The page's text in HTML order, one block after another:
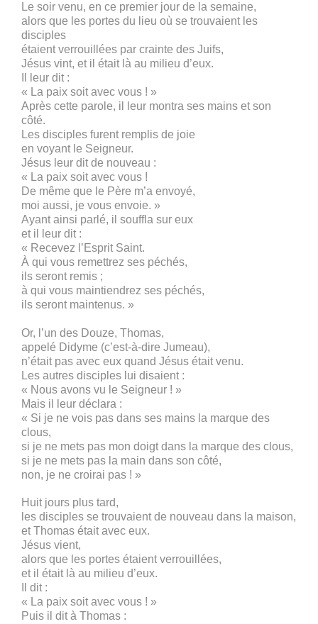
Le soir venu, en ce premier jour de la semaine,
alors que les portes du lieu où se trouvaient les
disciples
étaient verrouillées par crainte des Juifs,
Jésus vint, et il était là au milieu d’eux.
Il leur dit :
« La paix soit avec vous ! »
Après cette parole, il leur montra ses mains et son
côté.
Les disciples furent remplis de joie
en voyant le Seigneur.
Jésus leur dit de nouveau :
« La paix soit avec vous !
De même que le Père m’a envoyé,
moi aussi, je vous envoie. »
Ayant ainsi parlé, il souffla sur eux
et il leur dit :
« Recevez l’Esprit Saint.
À qui vous remettrez ses péchés,
ils seront remis ;
à qui vous maintiendrez ses péchés,
ils seront maintenus. »
Or, l’un des Douze, Thomas,
appelé Didyme (c’est-à-dire Jumeau),
n’était pas avec eux quand Jésus était venu.
Les autres disciples lui disaient :
« Nous avons vu le Seigneur ! »
Mais il leur déclara :
« Si je ne vois pas dans ses mains la marque des
clous,
si je ne mets pas mon doigt dans la marque des clous,
si je ne mets pas la main dans son côté,
non, je ne croirai pas ! »
Huit jours plus tard,
les disciples se trouvaient de nouveau dans la maison,
et Thomas était avec eux.
Jésus vient,
alors que les portes étaient verrouillées,
et il était là au milieu d’eux.
Il dit :
« La paix soit avec vous ! »
Puis il dit à Thomas :